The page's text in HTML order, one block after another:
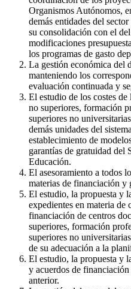
Organismos Autónomos,
demás entidades del
su consolidación con el
modificaciones
los programas de gasto
La gestión económica del
manteniendo los
evaluación continuada y
El estudio de los costes de
no superiores, formación
superiores no
demás unidades del
establecimiento de
garantías de gratuidad del
Educación.
El asesoramiento a todos
materias de financiación y
El estudio, la propuesta y
expedientes en materia de
financiación de centros
superiores, formación
superiores no
de su adecuación a la
El estudio, la propuesta y
y acuerdos de
anterior.